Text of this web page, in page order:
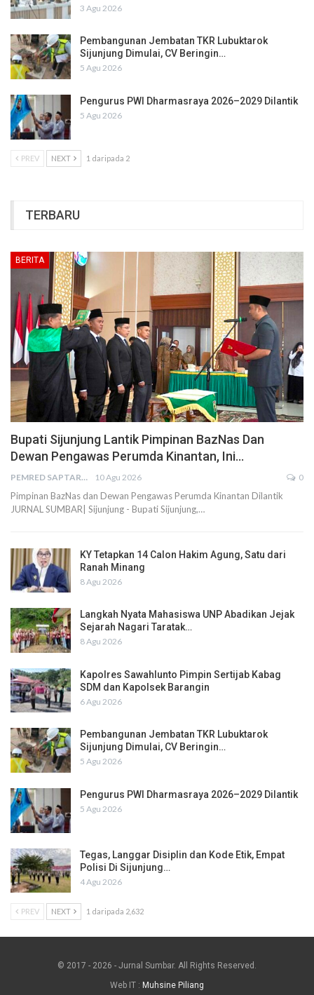
3 Agu 2026
Pembangunan Jembatan TKR Lubuktarok
Sijunjung Dimulai, CV Beringin…
5 Agu 2026
Pengurus PWI Dharmasraya 2026–2029 Dilantik
5 Agu 2026
PREV NEXT 1 daripada 2
TERBARU
BERITA
Bupati Sijunjung Lantik Pimpinan BazNas Dan
Dewan Pengawas Perumda Kinantan, Ini…
PEMRED SAPTARIUS 10 Agu 2026 0
Pimpinan BazNas dan Dewan Pengawas Perumda Kinantan Dilantik
JURNAL SUMBAR| Sijunjung - Bupati Sijunjung,…
KY Tetapkan 14 Calon Hakim Agung, Satu dari
Ranah Minang
8 Agu 2026
Langkah Nyata Mahasiswa UNP Abadikan Jejak
Sejarah Nagari Taratak…
8 Agu 2026
Kapolres Sawahlunto Pimpin Sertijab Kabag
SDM dan Kapolsek Barangin
6 Agu 2026
Pembangunan Jembatan TKR Lubuktarok
Sijunjung Dimulai, CV Beringin…
5 Agu 2026
Pengurus PWI Dharmasraya 2026–2029 Dilantik
5 Agu 2026
Tegas, Langgar Disiplin dan Kode Etik, Empat
Polisi Di Sijunjung…
4 Agu 2026
PREV NEXT 1 daripada 2,632
© 2017 - 2026 - Jurnal Sumbar. All Rights Reserved.
Web IT : Muhsine Piliang